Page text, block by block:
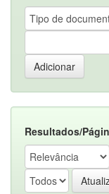
Resultados/